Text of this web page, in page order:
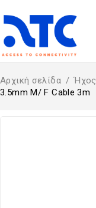
Αρχική σελίδα / Ήχος
3.5mm M/ F Cable 3m